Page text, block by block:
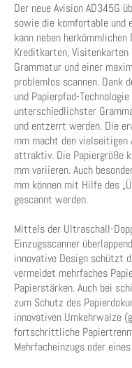
Der neue Avision AD345G
sowie die komfortable und
kann neben
Kreditkarten,
Grammatur und einer
problemlos scannen.
und Papierpfad-
unterschiedlichster
und entzerrt werden. Die
mm macht den vielseitigen
attraktiv. Die Papiergröße
mm variieren. Auch
mm können mit Hilfe des
gescannt werden.
Mittels der Ultraschall-
Einzugsscanner
innovative Design schützt
vermeidet mehrfaches
Papierstärken. Auch bei
zum Schutz des
innovativen Umkehrwalze
fortschrittliche
Mehrfacheinzugs oder